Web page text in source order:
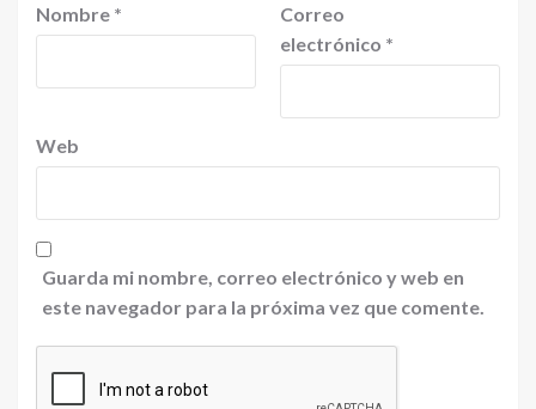
Nombre *
Correo
electrónico *
Web
Guarda mi nombre, correo electrónico y web en
este navegador para la próxima vez que comente.